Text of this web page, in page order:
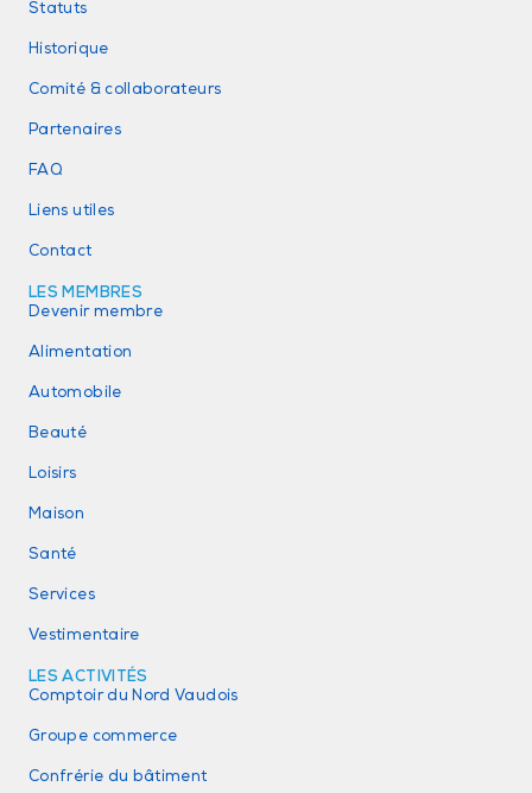
Statuts
Historique
Comité & collaborateurs
Partenaires
FAQ
Liens utiles
Contact
LES MEMBRES
Devenir membre
Alimentation
Automobile
Beauté
Loisirs
Maison
Santé
Services
Vestimentaire
LES ACTIVITÉS
Comptoir du Nord Vaudois
Groupe commerce
Confrérie du bâtiment